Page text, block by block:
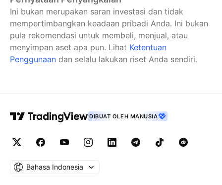
Ini bukan merupakan saran investasi dan tidak
mempertimbangkan keadaan pribadi Anda. Ini bukan
pula rekomendasi untuk membeli, menjual, atau
menyimpan aset apa pun. Lihat Ketentuan
Penggunaan dan selalu lakukan riset Anda sendiri.
DIBUAT OLEH MANUSIA
Bahasa Indonesia